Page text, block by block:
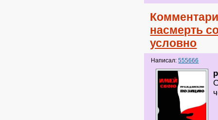
насмерть
условно
Написал:555666